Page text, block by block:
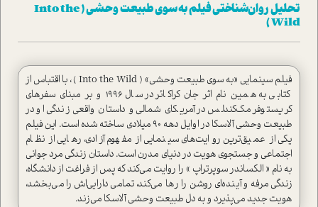
تحلیل روان‌شناختی فیلم به سوی طبیعت وحشی ( Into the
Wild )
فیلم سینمایی «به سوی طبیعت وحشی» ( Into the Wild ) ، با اقتباس از
کتابی به همین نام اثر جان کراکائر در سال ۱۹۹۶ و بر مبنای سفرهای
کریستوفر مک‌کندلس در آمریکای شمالی و داستان واقعی زندگی او در
طبیعت وحشی آلاسکا در اوایل دهه ۹۰ میلادی ساخته شده است. این فیلم
یکی از عمیق‌ترین روایت‌های سینمایی از مفهوم آزادی، رهایی از نظام
اجتماعی و جستجوی هویت در دنیای مدرن است. داستان زندگی مرد جوانی
به نام « الکساندر سوپرتراپ » را روایت می‌کند که پس از فراغت از دانشگاه،
زندگی مرفه و آینده‌ای روشن را رها می‌کند، تمامی دارایی‌اش را می‌بخشد،
هویت جدید می‌پذیرد و به دل طبیعت وحشی آلاسکا می‌زند.